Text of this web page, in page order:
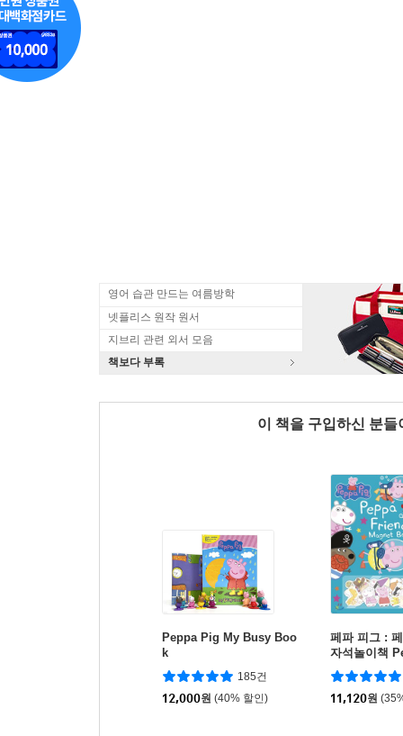
영어 습관 만드는 여름방학
넷플리스 원작 원서
지브리 관련 외서 모음
책보다 부록
이 책을 구입하신 분
Peppa Pig My Busy Boo
k
185건
12,000원 (40% 할인)
페파 피그 :
자석놀이책
eppa and
t Book
11,120원